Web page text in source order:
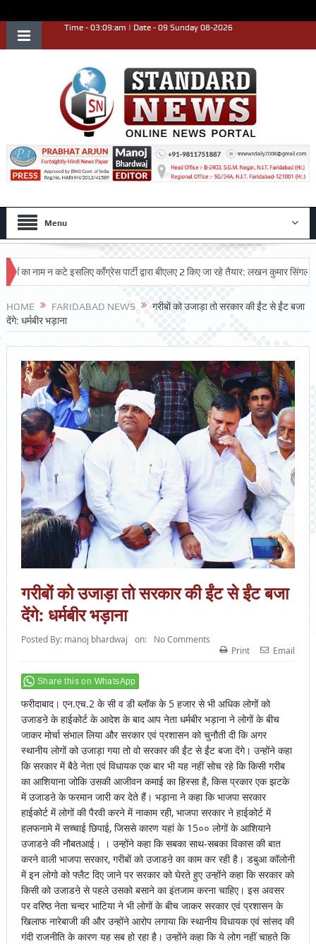
Time - 03:09:am | Date - 09 Sunday 08-2026
Menu
नाम न कटे इसलिए काँग्रेस पार्टी द्वारा बीएलए 2 किए जा रहे तैयार: लखन कुमार सिंगला
HOME FARIDABAD NEWS
गरीबों को उजाड़ा तो सरकार की ईंट से ईंट बजा
देंगे: धर्मबीर भड़ाना
गरीबों को उजाड़ा तो सरकार की ईंट से ईंट बजा
देंगे: धर्मबीर भड़ाना
Posted By: manoj bhardwaj on:
No Comments
Print
Email
Share this on WhatsApp
फरीदाबाद। एन.एच.2 के सी व डी ब्लॉक के 5 हजार से भी अधिक लोगों को
उजाडऩे के हाईकोर्ट के आदेश के बाद आप नेता धर्मबीर भड़ाना ने लोगों के बीच
जाकर मोर्चा संभाल लिया और सरकार एवं प्रशासन को चुनौती दी कि अगर
स्थानीय लोगों को उजाड़ा गया तो वो सरकार की ईंट से ईंट बजा देंगे। उन्होंने कहा
कि सरकार में बैठे नेता एवं विधायक एक बार भी यह नहीं सोच रहे कि किसी गरीब
का आशियाना जोकि उसकी आजीवन कमाई का हिस्सा है, किस प्रकार एक झटके
में उजाडऩे के फरमान जारी कर देते हैं। भड़ाना ने कहा कि भाजपा सरकार
हाईकोर्ट में लोगों की पैरवी करने में नाकाम रही, भाजपा सरकार ने हाईकोर्ट में
हलफनामे में सच्चाई छिपाई, जिससे कारण यहां के 15०० लोगों के आशियाने
उजाडऩे की नौबतआई। । उन्होंने कहा कि सबका साथ-सबका विकास की बात
करने वाली भाजपा सरकार, गरीबों को उजाडऩे का काम कर रही है। डबुआ कॉलोनी
में इन लोगो को फ्लैट दिए जाने पर सरकार को घेरते हुए उन्होंने कहा कि सरकार को
किसी को उजाडऩे से पहले उसको बसाने का इंतजाम करना चाहिए। इस अवसर
पर वरिष्ठ नेता चन्दर भाटिया ने भी लोगों के बीच जाकर सरकार एवं प्रशासन के
खिलाफ नारेबाजी की और उन्होंने आरोप लगाया कि स्थानीय विधायक एवं सांसद की
गंदी राजनीति के कारण यह सब हो रहा है। उन्होंने कहा कि ये लोग नहीं चाहते कि